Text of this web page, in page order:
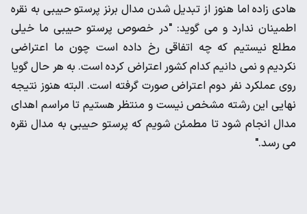
هادی زاده اما هنوز از تبدیل شدن مدال برنز پرستو حبیبی به نقره
اطمینان ندارد و می گوید: "در خصوص پرستو حبیبی ما خیلی
مطلع نیستیم که چه اتفاقی رخ داده است چون ما اعتراضی
نکردیم و نمی دانیم کدام کشور اعتراض کرده است. به هر حال گویا
روی عملکرد نفر دوم اعتراض صورت گرفته است. البته هنوز نتیجه
نهایی این رشته مشخص نیست و منتظر هستیم تا مراسم اهدای
مدال انجام شود تا مطمئن شویم که پرستو حبیبی به مدال نقره
می رسد."